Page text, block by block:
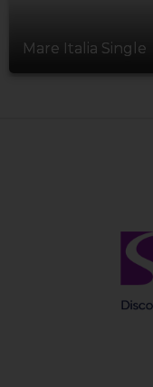
Mare Italia Single